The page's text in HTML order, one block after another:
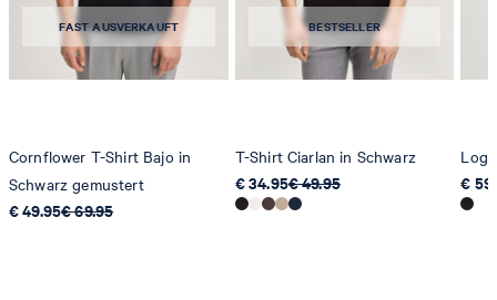
FAST AUSVERKAUFT
Cornflower T-Shirt Bajo in
Schwarz gemustert
€ 49.95€ 69.95
BESTSELLER
T-Shirt Ciarlan in Schwarz
€ 34.95€ 49.95
€